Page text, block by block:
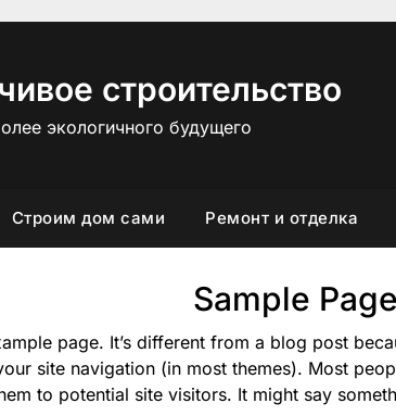
строительство
экологичного будущего
Строим дом сами Ремонт и отделка
Sample Page
page. It’s different from a blog post
site navigation (in most themes). Most
to potential site visitors. It might say